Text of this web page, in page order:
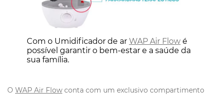
Com o Umidificador de ar WAP Air Flow é
possível garantir o bem-estar e a saúde da
sua família.
O WAP Air Flow conta com um exclusivo compartimento